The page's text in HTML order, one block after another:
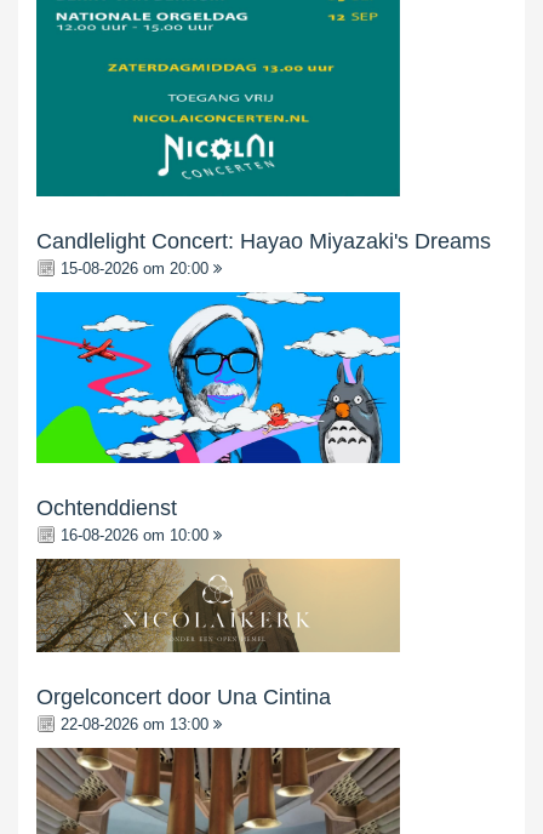
Candlelight Concert: Hayao Miyazaki's Dreams
15-08-2026 om 20:00
Ochtenddienst
16-08-2026 om 10:00
Orgelconcert door Una Cintina
22-08-2026 om 13:00